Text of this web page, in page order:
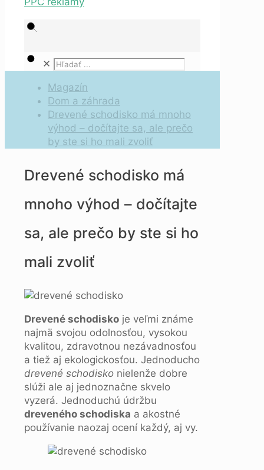
✕
Magazín
Dom a záhrada
Drevené schodisko má mnoho
výhod – dočítajte sa, ale prečo
by ste si ho mali zvoliť
Drevené schodisko má
mnoho výhod – dočítajte
sa, ale prečo by ste si ho
mali zvoliť
Drevené schodisko je veľmi známe
najmä svojou odolnosťou, vysokou
kvalitou, zdravotnou nezávadnosťou
a tiež aj ekologickosťou. Jednoducho
drevené schodisko nielenže dobre
slúži ale aj jednoznačne skvelo
vyzerá. Jednoduchú údržbu
dreveného schodiska a akostné
používanie naozaj ocení každý, aj vy.